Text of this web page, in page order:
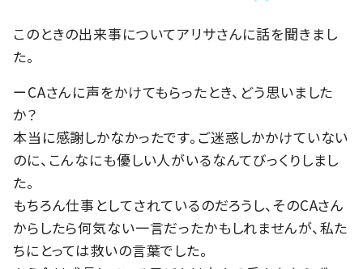
このときの出来事についてアリサさんに話を聞きまし
た。
ーCAさんに声をかけてもらったとき、どう思いました
か？
本当に感謝しかなかったです。ご迷惑しかかけていない
のに、こんなにも優しい人がいるなんてびっくりしまし
た。
もちろん仕事としてされているのだろうし、そのCAさん
からしたら何気ない一言だったかもしれませんが、私た
ちにとっては救いの言葉でした。